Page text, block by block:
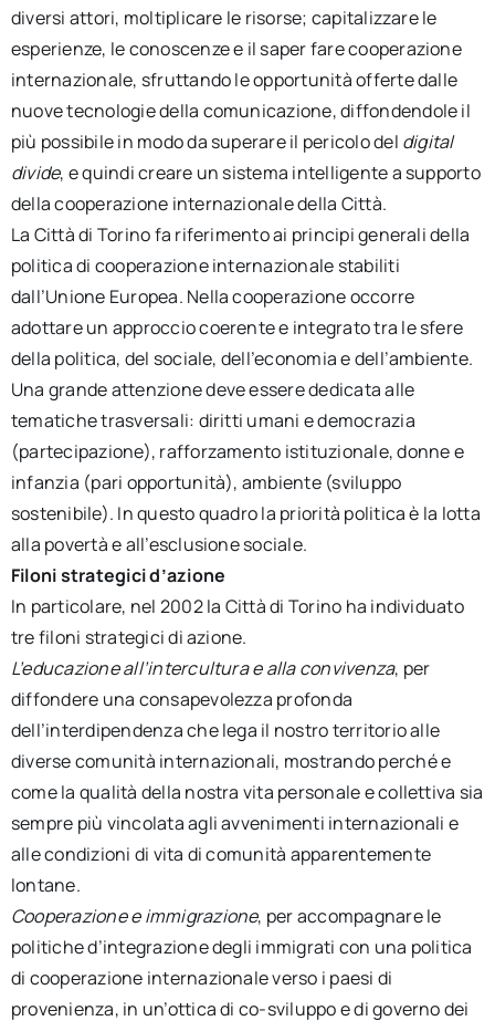
diversi attori, moltiplicare le risorse; capitalizzare le
esperienze, le conoscenze e il saper fare cooperazione
internazionale, sfruttando le opportunità offerte dalle
nuove tecnologie della comunicazione, diffondendole il
più possibile in modo da superare il pericolo del digital
divide, e quindi creare un sistema intelligente a supporto
della cooperazione internazionale della Città.
La Città di Torino fa riferimento ai principi generali della
politica di cooperazione internazionale stabiliti
dall’Unione Europea. Nella cooperazione occorre
adottare un approccio coerente e integrato tra le sfere
della politica, del sociale, dell’economia e dell’ambiente.
Una grande attenzione deve essere dedicata alle
tematiche trasversali: diritti umani e democrazia
(partecipazione), rafforzamento istituzionale, donne e
infanzia (pari opportunità), ambiente (sviluppo
sostenibile). In questo quadro la priorità politica è la lotta
alla povertà e all’esclusione sociale.
Filoni strategici d’azione
In particolare, nel 2002 la Città di Torino ha individuato
tre filoni strategici di azione.
L’educazione all’intercultura e alla convivenza, per
diffondere una consapevolezza profonda
dell’interdipendenza che lega il nostro territorio alle
diverse comunità internazionali, mostrando perché e
come la qualità della nostra vita personale e collettiva sia
sempre più vincolata agli avvenimenti internazionali e
alle condizioni di vita di comunità apparentemente
lontane.
Cooperazione e immigrazione, per accompagnare le
politiche d’integrazione degli immigrati con una politica
di cooperazione internazionale verso i paesi di
provenienza, in un’ottica di co-sviluppo e di governo dei